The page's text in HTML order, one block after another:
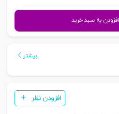
افزودن به سبد خرید
بیشتر
افزودن نظر